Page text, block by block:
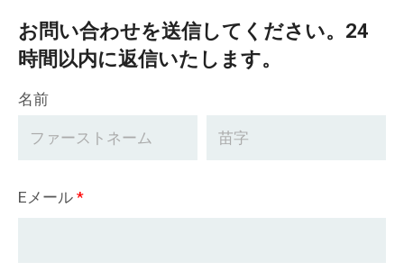
お問い合わせを送信してください。24
時間以内に返信いたします。
名前
Eメール*